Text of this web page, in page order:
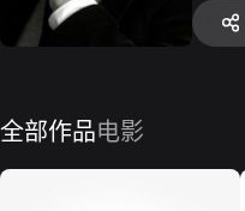
全部作品电影